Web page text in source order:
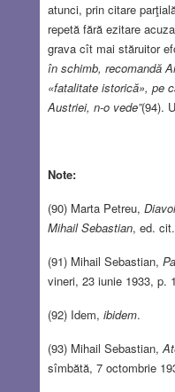
atunci, prin citare
repetă fără ezitare
grava cît mai stăruitor
în schimb, recomandă
«fatalitate istorică», pe
Austriei, n-o vede”(94).
Note:
(90) Marta Petreu,
Mihail Sebastian, ed.
(91) Mihail Sebastian,
vineri, 23 iunie 1933, p.
(92) Idem, ibidem.
(93) Mihail Sebastian,
sîmbătă, 7 octombrie